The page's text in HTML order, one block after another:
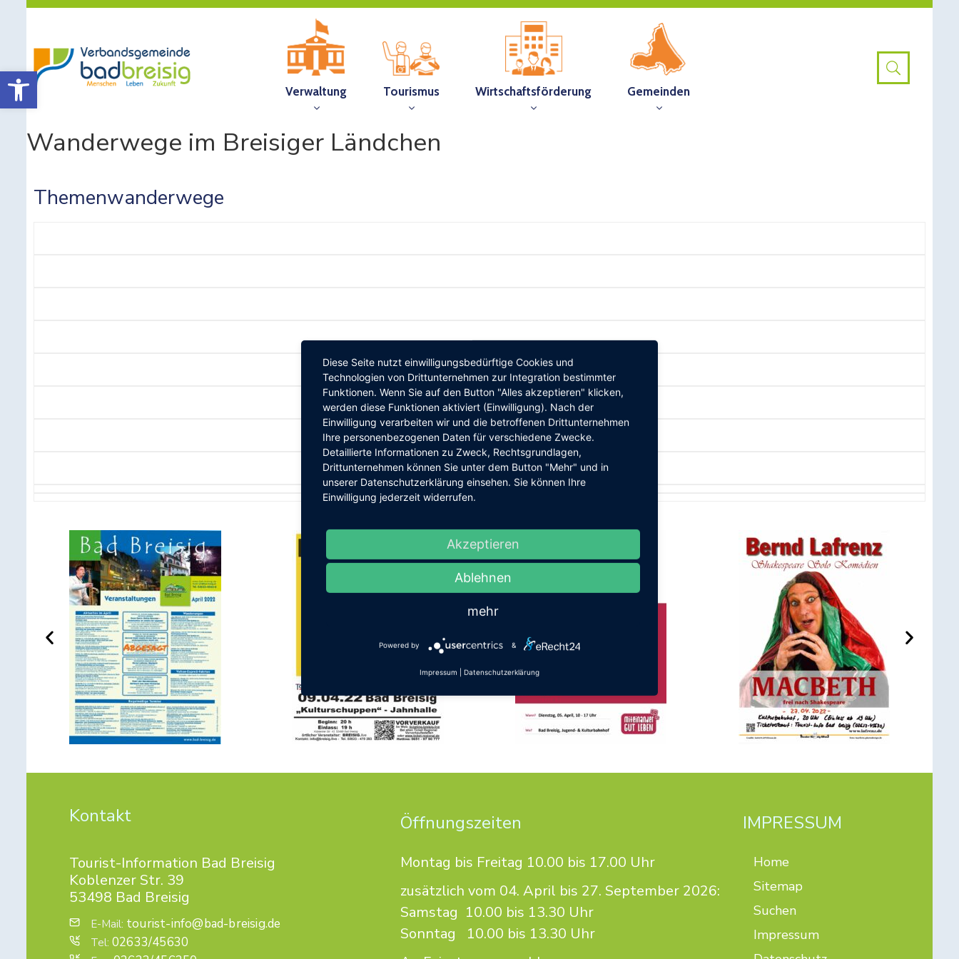
Werkzeugleiste öffnen Verwaltung Tourismus Wirtschaftsförderung Gemeinden
Wanderwege im Breisiger Ländchen
Themenwanderwege
Kontakt
Tourist-Information Bad Breisig
Koblenzer Str. 39
53498 Bad Breisig
E-Mail: tourist-info@bad-breisig.de
Tel: 02633/45630
Öffnungszeiten
Montag bis Freitag 10.00 bis 17.00 Uhr
zusätzlich vom 04. April bis 27. September 2026:
Samstag 10.00 bis 13.30 Uhr
Sonntag 10.00 bis 13.30 Uhr
IMPRESSUM
Home
Sitemap
Suchen
Impressum
Diese Seite nutzt einwilligungsbedürftige Cookies und
Technologien von Drittunternehmen zur Integration bestimmter
Funktionen. Wenn Sie auf den Button "Alles akzeptieren" klicken,
werden diese Funktionen aktiviert (Einwilligung). Nach der
Einwilligung verarbeiten wir und die betroffenen Drittunternehmen
Ihre personenbezogenen Daten für verschiedene Zwecke.
Detaillierte Informationen zu Zweck, Rechtsgrundlagen,
Drittunternehmen können Sie unter dem Button "Mehr" und in
unserer Datenschutzerklärung einsehen. Sie können Ihre
Einwilligung jederzeit widerrufen.
Akzeptieren
Ablehnen
mehr
Powered by &
Impressum Datenschutzerklärung